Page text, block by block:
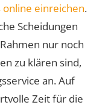
online einreichen.
Scheidungen
nur noch
zu klären sind,
an. Auf
Zeit für die